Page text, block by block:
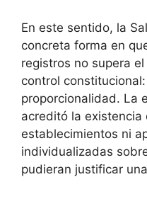
En este sentido, la
concreta forma en
registros no supera
control
proporcionalidad. La
acreditó la existencia
establecimientos ni
individualizadas
pudieran justificar